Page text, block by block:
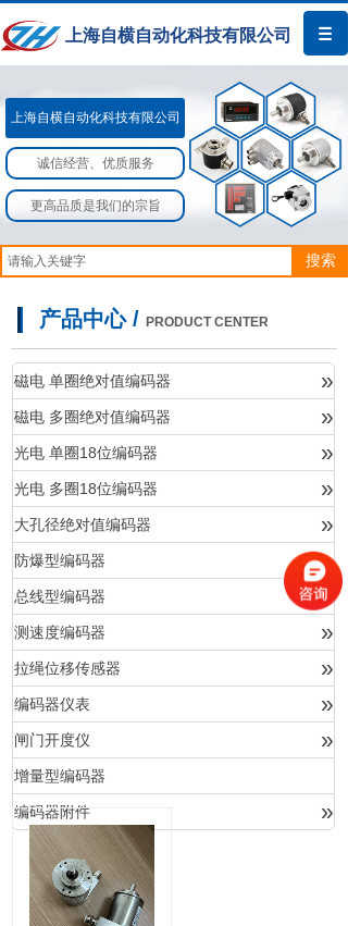
上海自横自动化科技有限公司
上海自横自动化科技有限公司​​
诚信经营、优质服务
更高品质是我们的宗旨
搜索
产品中心 / PRODUCT CENTER
磁电 单圈绝对值编码器 »
磁电 多圈绝对值编码器 »
光电 单圈18位编码器 »
光电 多圈18位编码器 »
大孔径绝对值编码器 »
防爆型编码器 »
总线型编码器 »
测速度编码器 »
拉绳位移传感器 »
编码器仪表 »
闸门开度仪 »
增量型编码器
编码器附件 »
产品中心